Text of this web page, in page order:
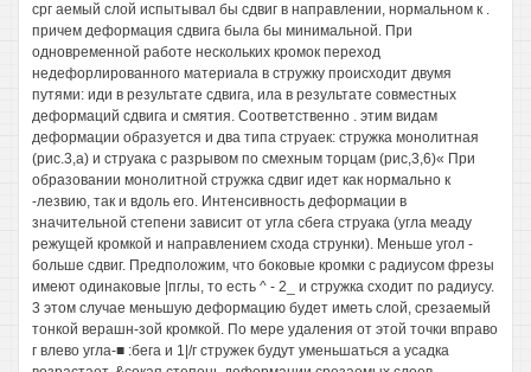
срг аемый слой испытывал бы сдвиг в направлении, нормальном к .
причем деформация сдвига была бы минимальной. При
одновременной работе нескольких кромок переход
недефорлированного материала в стружку происходит двумя
путями: иди в результате сдвига, ила в результате совместных
деформаций сдвига и смятия. Соответственно . этим видам
деформации образуется и два типа струаек: стружка монолитная
(рис.3,а) и струака с разрывом по смехным торцам (рис,3,6)« При
образовании монолитной стружка сдвиг идет как нормально к
-лезвию, так и вдоль его. Интенсивность деформации в
значительной степени зависит от угла сбега струака (угла меаду
режущей кромкой и направлением схода струнки). Меньше угол -
больше сдвиг. Предположим, что боковые кромки с радиусом фрезы
имеют одинаковые |пглы, то есть ^ - 2_ и стружка сходит по радиусу.
3 этом случае меньшую деформацию будет иметь слой, срезаемый
тонкой верашн-зой кромкой. По мере удаления от этой точки вправо
г влево угла-■ :бега и 1|/г стружек будут уменьшаться а усадка